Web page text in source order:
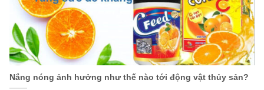
Nắng nóng ảnh hưởng như thế nào tới động vật thủy sản?